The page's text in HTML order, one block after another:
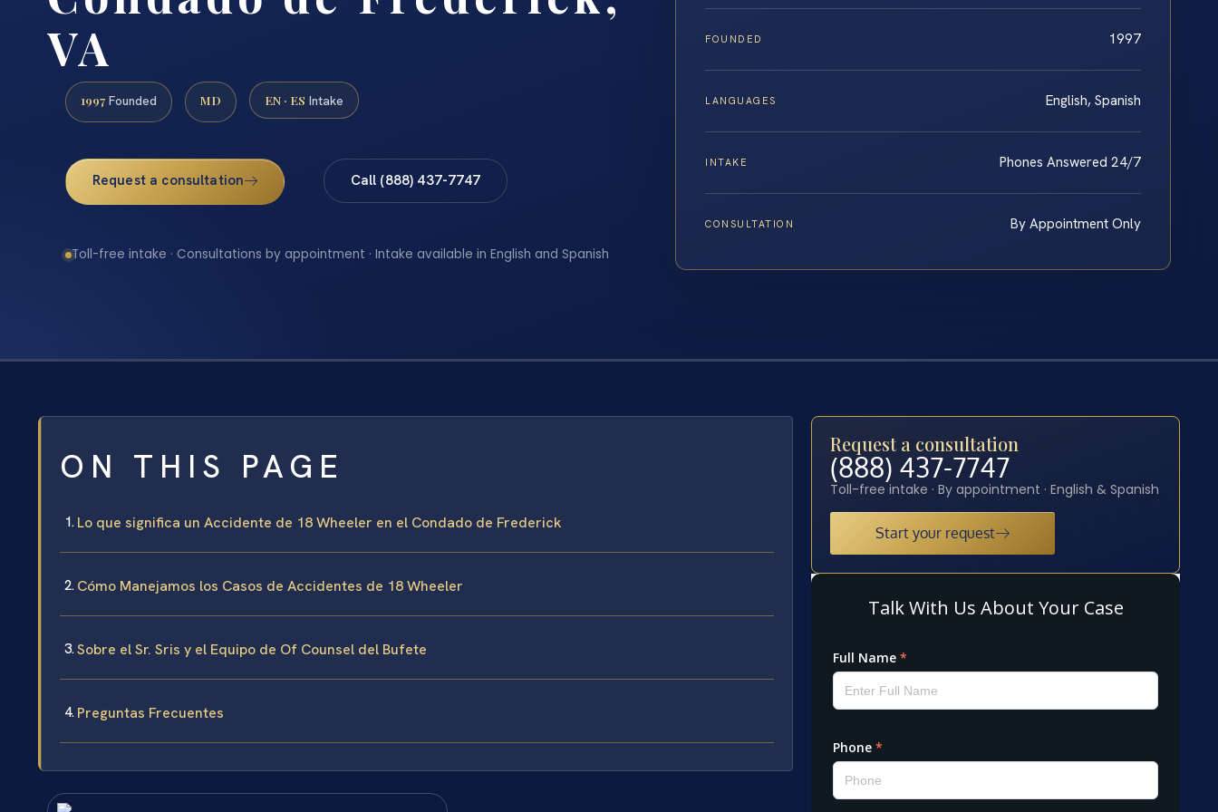
VA
1997 Founded MD EN · ES Intake
Request a consultation Call (888) 437-7747
Toll-free intake · Consultations by appointment · Intake available in English and Spanish
FOUNDED 1997
LANGUAGES English, Spanish
INTAKE Phones Answered 24/7
CONSULTATION By Appointment Only
ON THIS PAGE
Lo que significa un Accidente de 18 Wheeler en el Condado de Frederick
Cómo Manejamos los Casos de Accidentes de 18 Wheeler
Sobre el Sr. Sris y el Equipo de Of Counsel del Bufete
Preguntas Frecuentes
Request a consultation
(888) 437-7747
Toll-free intake · By appointment · English & Spanish
Start your request